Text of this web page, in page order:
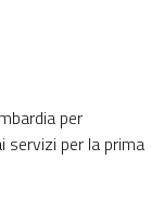
per
servizi per la prima